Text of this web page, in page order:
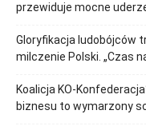
przewiduje mocne
Gloryfikacja ludobójców
milczenie Polski. „Czas
Koalicja KO-
biznesu to wymarzony